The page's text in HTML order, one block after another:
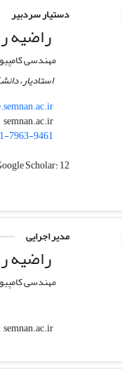
دستیار سردبیر
راضیه
مهندسی
استادیار،
rrastgoo
semnan.ac.ir
7963-9461
Scholar: 12
مدیر اجرایی
راضیه
مهندسی
rrastgoo
semnan.ac.ir